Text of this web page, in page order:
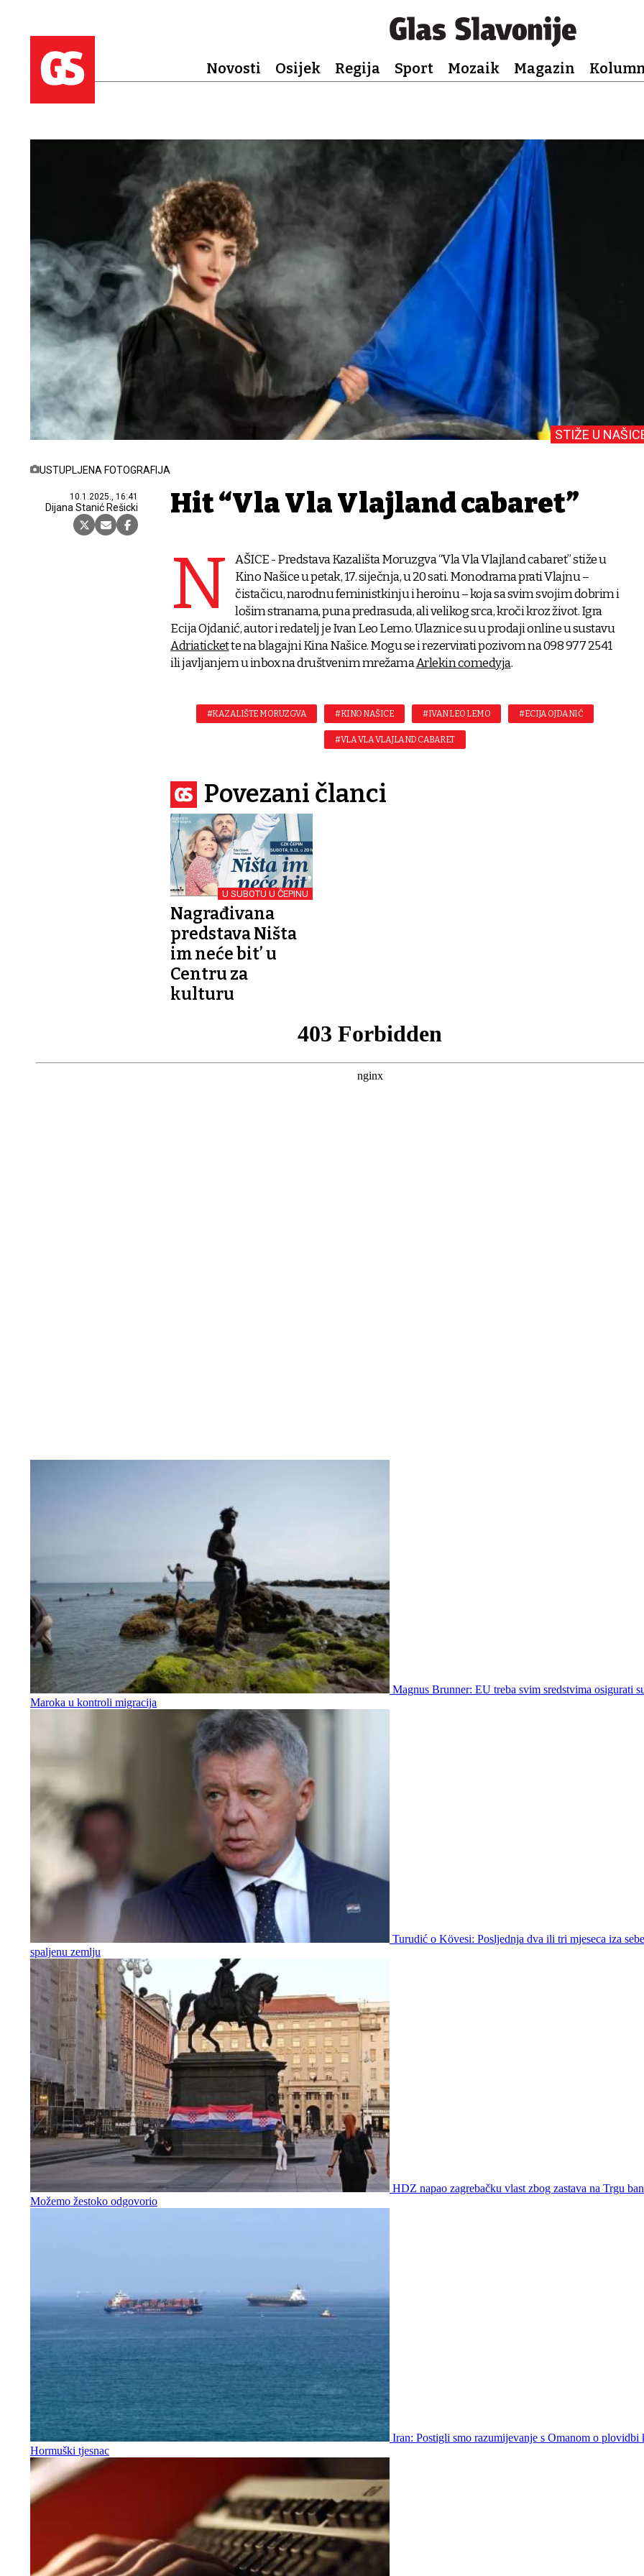
Novosti Osijek Regija Sport Mozaik Magazin
USTUPLJENA FOTOGRAFIJA
10.1.2025., 16:41
Dijana Stanić Rešicki
STIŽE U
Hit “Vla Vla Vlajland cabaret”
N
AŠICE - Predstava Kazališta Moruzgva “Vla Vla Vlajland cabaret” stiže u
Kino Našice u petak, 17. siječnja, u 20 sati. Monodrama prati Vlajnu –
čistačicu, narodnu feministkinju i heroinu – koja sa svim svojim dobrim i
lošim stranama, puna predrasuda, ali velikog srca, kroči kroz život. Igra
Ecija Ojdanić, autor i redatelj je Ivan Leo Lemo. Ulaznice su u prodaji online u sustavu
Adriatickette na blagajni Kina Našice. Mogu se i rezervirati pozivom na 098 977 2541
ili javljanjem u inbox na društvenim mrežamaArlekin comedyja.
#KAZALIŠTE MORUZGVA #KINO NAŠICE #IVAN LEO LEMO #ECIJA OJDANIĆ
#VLA VLA VLAJLAND CABARET
Povezani članci
U SUBOTU U ČEPINU
Nagrađivana
predstava Ništa
im neće bit’ u
Centru za
kulturu
Magnus Brunner: EU treba svim sredstvima osigurati
Maroka u kontroli migracija
Turudić o Kövesi: Posljednja dva ili tri mjeseca iza
spaljenu zemlju
HDZ napao zagrebačku vlast zbog zastava na Trgu
Možemo žestoko odgovorio
Iran: Postigli smo razumijevanje s Omanom o plovidbi
Hormuški tjesnac